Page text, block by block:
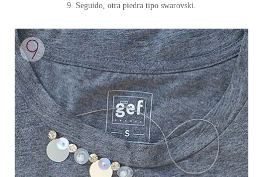
9. Seguido, otra piedra tipo swarovski.